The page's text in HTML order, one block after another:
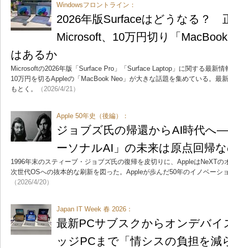
Windowsフロントライン：
2026年版Surfaceはどうなる？
Microsoft、10万円切り「
はあるか
Microsoftの2026年版「Surface Pro」「Surface Laptop」に関する最新
10万円を切るAppleの「MacBook Neo」が大きな話題を集めている。最
もとく。
（2026/4/21）
Apple 50年史（後編）：
ジョブズ氏の帰還からAI時代へ
ーソナルAI」の未来は原点回帰
1996年末のスティーブ・ジョブズ氏の復帰を皮切りに、AppleはNeXTの
次世代OSへの抜本的な刷新を図った。Appleが歩んだ50年のイノベーシ
（2026/4/20）
Japan IT Week 春 2026：
最新PCサブスクからオンデバ
ッジPCまで「情シスの負担を減